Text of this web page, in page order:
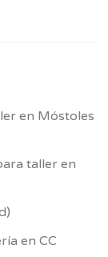
en Móstoles
taller en
en CC